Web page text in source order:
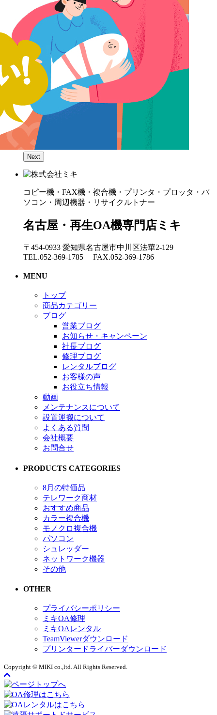
Next
コピー機・FAX機・複合機・プリンタ・プロッタ・パ
ソコン・周辺機器・リサイクルトナー
名古屋・再生OA機専門店ミキ
〒454-0933 愛知県名古屋市中川区法華2-129
TEL.052-369-1785 FAX.052-369-1786
MENU
トップ
商品カテゴリー
ブログ
営業ブログ
お知らせ・キャンペーン
社長ブログ
修理ブログ
レンタルブログ
お客様の声
お役立ち情報
動画
メンテナンスについて
設置運搬について
よくある質問
会社概要
お問合せ
PRODUCTS CATEGORIES
8月の特価品
テレワーク商材
おすすめ商品
カラー複合機
モノクロ複合機
パソコン
シュレッダー
ネットワーク機器
その他
OTHER
プライバシーポリシー
ミキOA修理
ミキOAレンタル
TeamViewerダウンロード
プリンタードライバーダウンロード
Copyright © MIKI co.,ltd. All Rights Reserved.